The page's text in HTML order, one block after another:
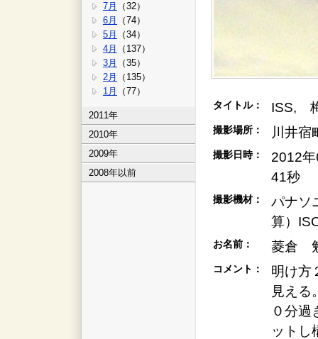
7月
（32）
6月
（74）
5月
（34）
4月
（137）
3月
（35）
2月
（135）
1月
（77）
2011年
2010年
2009年
2008年以前
タイトル： ISS,
撮影場所： 川井宿
撮影日時：
2012
41秒
撮影機材：
パナソ
算）
お名前： 菱倉
コメント：
明け方
見える
０分過
ットし